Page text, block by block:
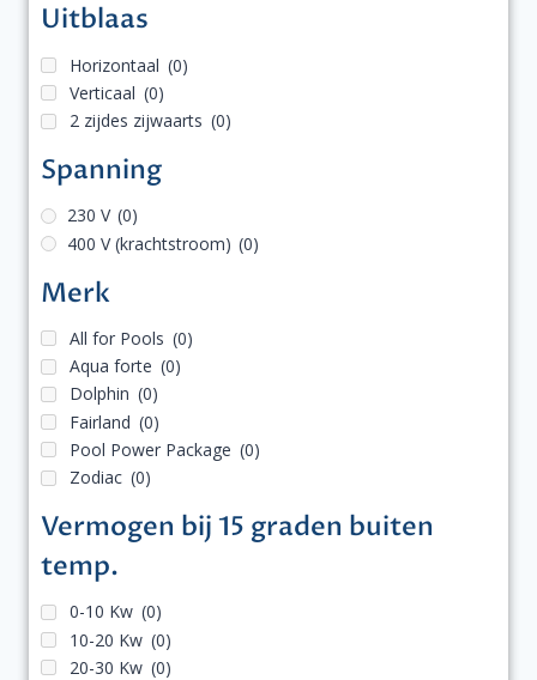
Uitblaas
Horizontaal (0)
Verticaal (0)
2 zijdes zijwaarts (0)
Spanning
230 V (0)
400 V (krachtstroom) (0)
Merk
All for Pools (0)
Aqua forte (0)
Dolphin (0)
Fairland (0)
Pool Power Package (0)
Zodiac (0)
Vermogen bij 15 graden buiten
temp.
0-10 Kw (0)
10-20 Kw (0)
20-30 Kw (0)